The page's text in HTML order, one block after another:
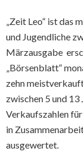
„Zeit Leo“ ist das
und Jugendliche
Märzausgabe
„Börsenblatt“
zehn
zwischen 5 und 13
Verkaufszahlen
in
ausgewertet.